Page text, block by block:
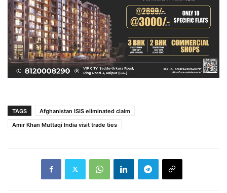
TAGS
Afghanistan ISIS eliminated claim
Amir Khan Muttaqi India visit trade ties